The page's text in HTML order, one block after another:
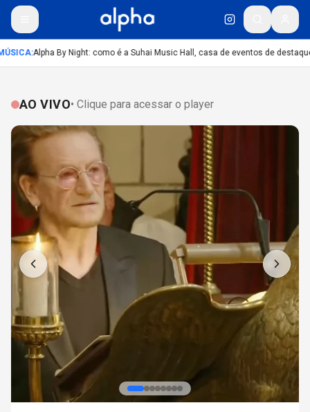
:Alpha By Night: como é a Suhai Music Hall, casa de eventos de destaque
AO VIVO• Clique para acessar o player